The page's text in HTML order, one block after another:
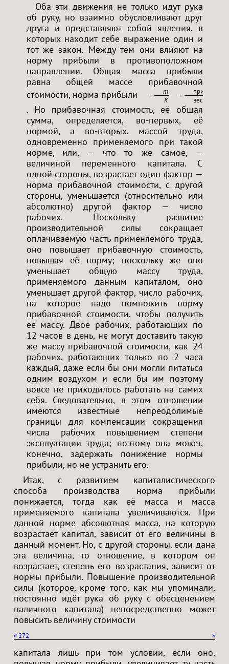
Оба эти движения не только идут рука
об руку, но взаимно обусловливают друг
друга и представляют собой явления, в
которых находит себе выражение один и
тот же закон. Между тем они влияют на
норму прибыли в противоположном
направлении. Общая масса прибыли
равна общей массе прибавочной
стоимости, норма прибыли
= m =
K
весь
. Но прибавочная стоимость, её общая
сумма, определяется, во-первых, её
нормой, а во-вторых, массой труда,
одновременно применяемого при такой
норме, или, — что то же самое, —
величиной переменного капитала. С
одной стороны, возрастает один фактор —
норма прибавочной стоимости, с другой
стороны, уменьшается (относительно или
абсолютно) другой фактор — число
рабочих. Поскольку развитие
производительной силы сокращает
оплачиваемую часть применяемого труда,
оно повышает прибавочную стоимость,
повышая её норму; поскольку же оно
уменьшает общую массу труда,
применяемого данным капиталом, оно
уменьшает другой фактор, число рабочих,
на которое надо помножить норму
прибавочной стоимости, чтобы получить
её массу. Двое рабочих, работающих по
12 часов в день, не могут доставить такую
же массу прибавочной стоимости, как 24
рабочих, работающих только по 2 часа
каждый, даже если бы они могли питаться
одним воздухом и если бы им поэтому
вовсе не приходилось работать на самих
себя. Следовательно, в этом отношении
имеются известные непреодолимые
границы для компенсации сокращения
числа рабочих повышением степени
эксплуатации труда; поэтому она может,
конечно, задержать понижение нормы
прибыли, но не устранить его.
Итак, с развитием капиталистического
способа производства норма прибыли
понижается, тогда как её масса и масса
применяемого капитала увеличиваются. При
данной норме абсолютная масса, на которую
возрастает капитал, зависит от его величины в
данный момент. Но, с другой стороны, если дана
эта величина, то отношение, в котором он
возрастает, степень его возрастания, зависит от
нормы прибыли. Повышение производительной
силы (которое, кроме того, как мы упоминали,
постоянно идёт рука об руку с обесценением
наличного капитала) непосредственно может
повысить величину стоимости
« »
272
капитала лишь при том условии, если оно,